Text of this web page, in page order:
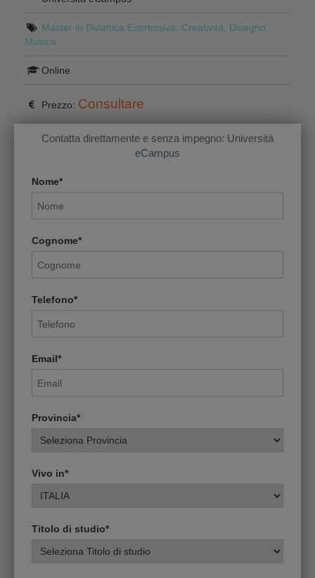
Master in Didattica Espressiva: Creatività, Disegno,
Musica
Online
Prezzo: Consultare
Contatta direttamente e senza impegno: Università
eCampus
Nome*
Cognome*
Telefono*
Email*
Provincia*
Vivo in*
Titolo di studio*